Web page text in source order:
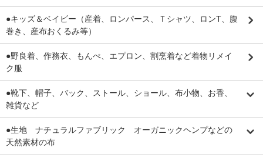
●キッズ＆ベイビー（産着、ロンパース、Ｔシャツ、ロンT、腹
巻き、産布おくるみ等）
●野良着、作務衣、もんぺ、エプロン、割烹着など着物リメイ
ク服
●靴下、帽子、バック、ストール、ショール、布小物、お香、
雑貨など
●生地 ナチュラルファブリック オーガニックヘンプなどの
天然素材の布